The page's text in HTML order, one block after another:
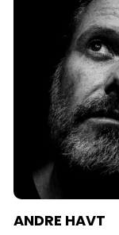
ANDRE HAVT